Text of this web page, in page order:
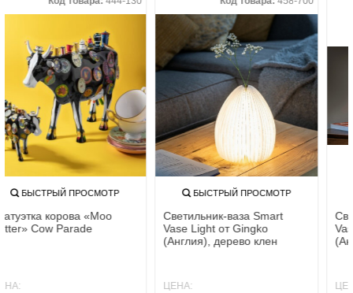
БЫСТРЫЙ ПРОСМОТР
Статуэтка корова «Moo
Potter» Cow Parade
ЦЕНА:
БЫСТРЫЙ ПРОСМОТР
Светильник-ваза Smart
Vase Light от Gingko
(Англия), дерево клен
ЦЕНА: